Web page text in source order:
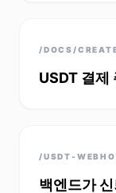
/DOCS/
USDT 결제
/USDT-
백엔드가